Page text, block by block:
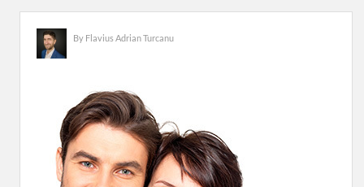
By Flavius Adrian Turcanu